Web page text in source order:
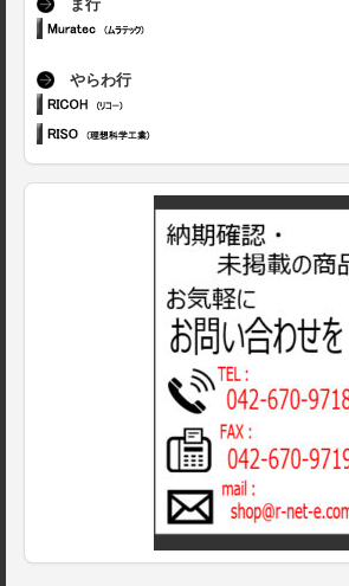
ま行
やらわ行